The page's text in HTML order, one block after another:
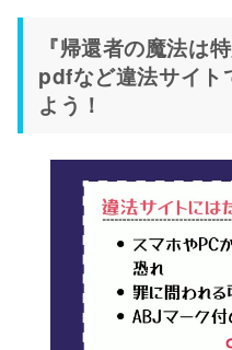
『帰還者の魔法は
pdfなど違法サイト
よう！